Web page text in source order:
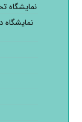
نمایشگاه